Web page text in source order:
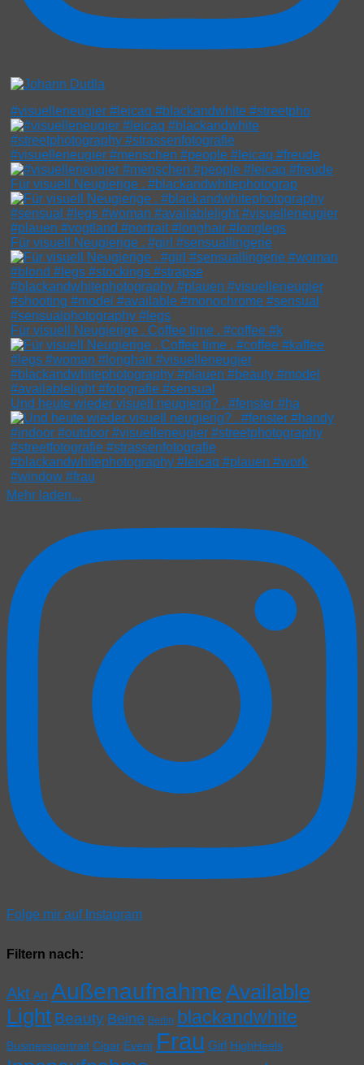
#visuelleneugier #leicaq #blackandwhite #streetpho
#visuelleneugier #menschen #people #leicaq #freude
Für visuell Neugierige . #blackandwhitephotograp
Für visuell Neugierige . #girl #sensuallingerie
Für visuell Neugierige . Coffee time . #coffee #k
Und heute wieder visuell neugierig? . #fenster #ha
Mehr laden...
Folge mir auf Instagram
Filtern nach:
Akt Art AußenaufnahmeAvailable
Light Beauty Beine Berlin blackandwhite
Businessportrait Cigar Event Frau Girl HighHeels